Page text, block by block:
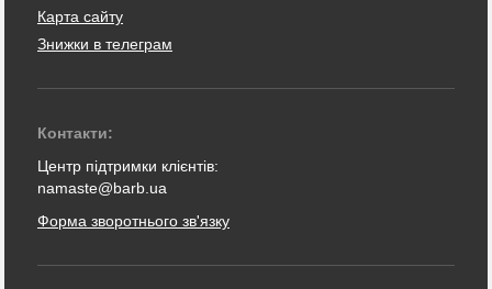
Карта сайту
Знижки в телеграм
Контакти:
Центр підтримки клієнтів:
namaste@barb.ua
Форма зворотнього зв'язку